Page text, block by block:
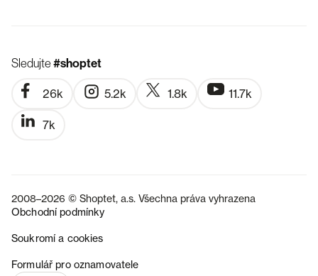
Sledujte#shoptet
26k 5.2k 1.8k 11.7k
7k
2008–2026 © Shoptet, a.s. Všechna práva vyhrazena
Obchodní podmínky
Soukromí a cookies
Formulář pro oznamovatele